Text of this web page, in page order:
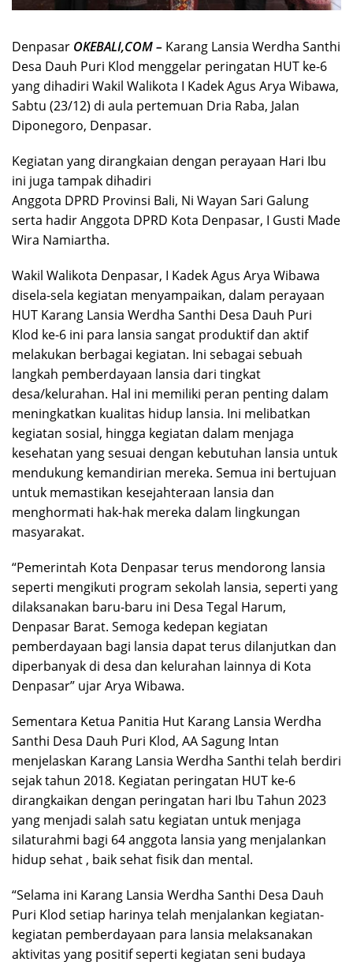
Denpasar OKEBALI,COM – Karang Lansia Werdha Santhi
Desa Dauh Puri Klod menggelar peringatan HUT ke-6
yang dihadiri Wakil Walikota I Kadek Agus Arya Wibawa,
Sabtu (23/12) di aula pertemuan Dria Raba, Jalan
Diponegoro, Denpasar.
Kegiatan yang dirangkaian dengan perayaan Hari Ibu
ini juga tampak dihadiri
Anggota DPRD Provinsi Bali, Ni Wayan Sari Galung
serta hadir Anggota DPRD Kota Denpasar, I Gusti Made
Wira Namiartha.
Wakil Walikota Denpasar, I Kadek Agus Arya Wibawa
disela-sela kegiatan menyampaikan, dalam perayaan
HUT Karang Lansia Werdha Santhi Desa Dauh Puri
Klod ke-6 ini para lansia sangat produktif dan aktif
melakukan berbagai kegiatan. Ini sebagai sebuah
langkah pemberdayaan lansia dari tingkat
desa/kelurahan. Hal ini memiliki peran penting dalam
meningkatkan kualitas hidup lansia. Ini melibatkan
kegiatan sosial, hingga kegiatan dalam menjaga
kesehatan yang sesuai dengan kebutuhan lansia untuk
mendukung kemandirian mereka. Semua ini bertujuan
untuk memastikan kesejahteraan lansia dan
menghormati hak-hak mereka dalam lingkungan
masyarakat.
“Pemerintah Kota Denpasar terus mendorong lansia
seperti mengikuti program sekolah lansia, seperti yang
dilaksanakan baru-baru ini Desa Tegal Harum,
Denpasar Barat. Semoga kedepan kegiatan
pemberdayaan bagi lansia dapat terus dilanjutkan dan
diperbanyak di desa dan kelurahan lainnya di Kota
Denpasar” ujar Arya Wibawa.
Sementara Ketua Panitia Hut Karang Lansia Werdha
Santhi Desa Dauh Puri Klod, AA Sagung Intan
menjelaskan Karang Lansia Werdha Santhi telah berdiri
sejak tahun 2018. Kegiatan peringatan HUT ke-6
dirangkaikan dengan peringatan hari Ibu Tahun 2023
yang menjadi salah satu kegiatan untuk menjaga
silaturahmi bagi 64 anggota lansia yang menjalankan
hidup sehat , baik sehat fisik dan mental.
“Selama ini Karang Lansia Werdha Santhi Desa Dauh
Puri Klod setiap harinya telah menjalankan kegiatan-
kegiatan pemberdayaan para lansia melaksanakan
aktivitas yang positif seperti kegiatan seni budaya